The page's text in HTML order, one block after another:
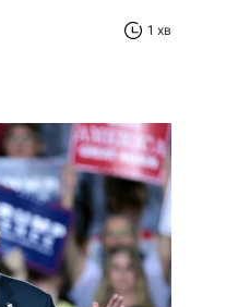
1 хв